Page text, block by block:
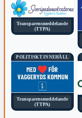
Transparensmeddelande
(TTPA)
POLITISKT INNEHÅLL
Transparensmeddelande
(TTPA)